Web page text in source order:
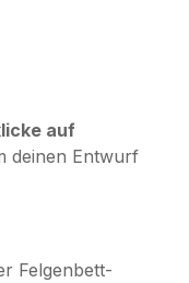
auf
deinen Entwurf
Felgenbett-